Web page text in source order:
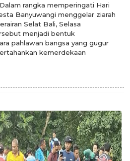
rangka memperingati Hari
Banyuwangi menggelar ziarah
Selat Bali, Selasa
menjadi bentuk
pahlawan bangsa yang gugur
kemerdekaan